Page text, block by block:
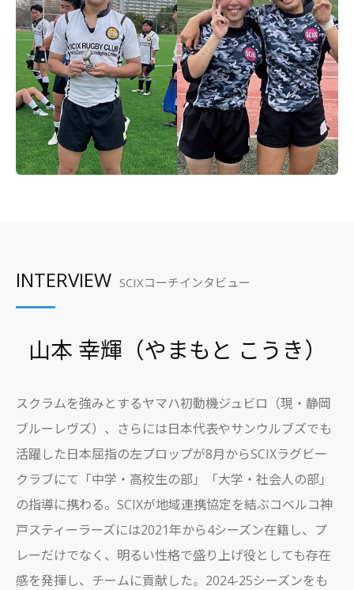
INTERVIEW SCIXコーチインタビュー
山本 幸輝（やまもと こうき）
スクラムを強みとするヤマハ初動機ジュビロ（現・静岡
ブルーレヴズ）、さらには日本代表やサンウルブズでも
活躍した日本屈指の左プロップが8月からSCIXラグビー
クラブにて「中学・高校生の部」「大学・社会人の部」
の指導に携わる。SCIXが地域連携協定を結ぶコベルコ神
戸スティーラーズには2021年から4シーズン在籍し、プ
レーだけでなく、明るい性格で盛り上げ役としても存在
感を発揮し、チームに貢献した。2024-25シーズンをも